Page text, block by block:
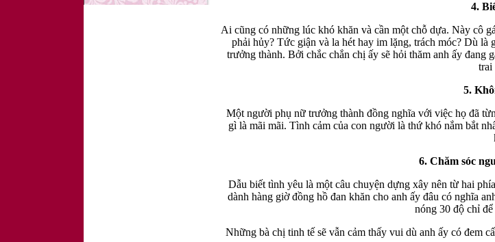
4.
Ai cũng có những lúc khó khăn và cần một chỗ dựa. Này cô
phải hủy? Tức giận và la hét hay im lặng, trách móc? Dù
trưởng thành. Bởi chắc chắn chị ấy sẽ hỏi thăm anh ấy
trai
5.
Một người phụ nữ trưởng thành đồng nghĩa với việc họ đã
gì là mãi mãi. Tình cảm của con người là thứ khó nắm bắt
6. Chăm sóc
Dẫu biết tình yêu là một câu chuyện dựng xây nên từ hai
dành hàng giờ đồng hồ đan khăn cho anh ấy đâu có nghĩa
nóng 30 độ chỉ
Những bà chị tinh tế sẽ vẫn cảm thấy vui dù anh ấy có đem